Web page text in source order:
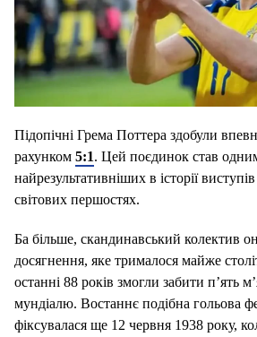
Підопічні Грема Поттера здобули
рахунком 5:1. Цей поєдинок став
найрезультативніших в історії
світових першостях.
Ба більше, скандинавський колектив
досягнення, яке трималося майже
останні 88 років змогли забити п’ять
мундіалю. Востаннє подібна гольова
фіксувалася ще 12 червня 1938 року,